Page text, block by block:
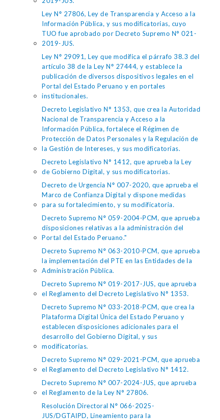
Ley N° 27806, Ley de Transparencia y Acceso a la
Información Pública, y sus modificatorias, cuyo
TUO fue aprobado por Decreto Supremo N° 021-
2019-JUS.
Ley N° 29091, Ley que modifica el párrafo 38.3 del
artículo 38 de la Ley N° 27444, y establece la
publicación de diversos dispositivos legales en el
Portal del Estado Peruano y en portales
institucionales.
Decreto Legislativo N° 1353, que crea la Autoridad
Nacional de Transparencia y Acceso a la
Información Pública, fortalece el Régimen de
Protección de Datos Personales y la Regulación de
la Gestión de Intereses, y sus modificatorias.
Decreto Legislativo N° 1412, que aprueba la Ley
de Gobierno Digital, y sus modificatorias.
Decreto de Urgencia N° 007-2020, que aprueba el
Marco de Confianza Digital y dispone medidas
para su fortalecimiento, y su modificatoria.
Decreto Supremo N° 059-2004-PCM, que aprueba
disposiciones relativas a la administración del
Portal del Estado Peruano."
Decreto Supremo N° 063-2010-PCM, que aprueba
la implementación del PTE en las Entidades de la
Administración Pública.
Decreto Supremo N° 019-2017-JUS, que aprueba
el Reglamento del Decreto Legislativo N° 1353.
Decreto Supremo N° 033-2018-PCM, que crea la
Plataforma Digital Única del Estado Peruano y
establecen disposiciones adicionales para el
desarrollo del Gobierno Digital, y sus
modificatorias.
Decreto Supremo N° 029-2021-PCM, que aprueba
el Reglamento del Decreto Legislativo N° 1412.
Decreto Supremo N° 007-2024-JUS, que aprueba
el Reglamento de la Ley N° 27806.
Resolución Directoral N° 066-2025-
JUS/DGTAIPD, Lineamiento para la